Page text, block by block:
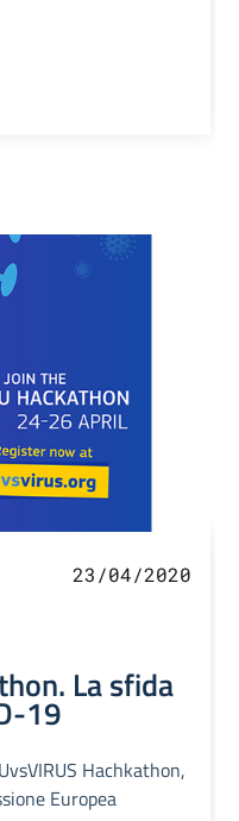
23/04/2020
La sfida
19
Hachkathon,
Europea